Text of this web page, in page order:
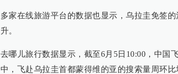
多家在线旅游平台的数据也显示，乌拉圭免签
升。
去哪儿旅行数据显示，截至6月5日10:00，中国
中，飞赴乌拉圭首都蒙得维的亚的搜索量周环